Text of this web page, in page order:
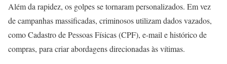
Além da rapidez, os golpes se tornaram personalizados. Em vez
de campanhas massificadas, criminosos utilizam dados vazados,
como Cadastro de Pessoas Físicas (CPF), e-mail e histórico de
compras, para criar abordagens direcionadas às vítimas.